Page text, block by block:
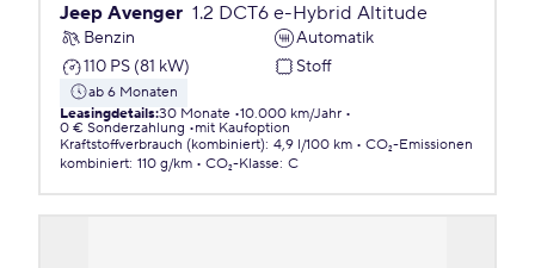
Jeep Avenger 1.2 DCT6 e-Hybrid Altitude
Benzin
Automatik
110 PS (81 kW)
Stoff
ab 6 Monaten
Leasingdetails:30 Monate 10.000 km/Jahr
0 € Sonderzahlung
mit Kaufoption
Kraftstoffverbrauch (kombiniert): 4,9 l/100 km
CO₂-Emissionen
kombiniert: 110 g/km CO₂-Klasse: C